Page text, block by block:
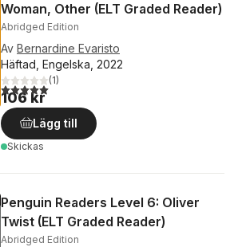
Woman, Other (ELT Graded Reader)
Abridged Edition
Av Bernardine Evaristo
Häftad, Engelska, 2022
5,0utav 5 stjärnor. Totalt antal röster:
(1)
106 kr
Lägg till
Skickas
Penguin Readers Level 6: Oliver
Twist (ELT Graded Reader)
Abridged Edition